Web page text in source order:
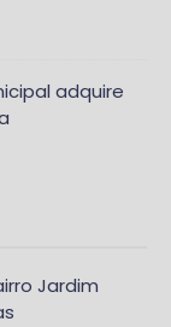
adquire
Jardim